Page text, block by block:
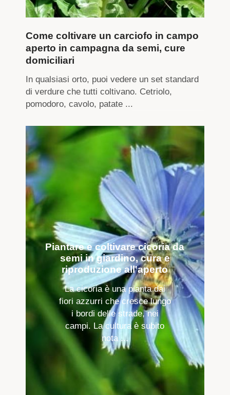
Come coltivare un carciofo in campo
aperto in campagna da semi, cure
domiciliari
In qualsiasi orto, puoi vedere un set standard
di verdure che tutti coltivano. Cetriolo,
pomodoro, cavolo, patate ...
Piantare e coltivare cicoria da
semi in giardino, cura e
riproduzione all'aperto
La cicoria è una pianta dai
fiori azzurri che cresce lungo
i bordi delle strade, nei
campi. La cultura è subito
nota ...